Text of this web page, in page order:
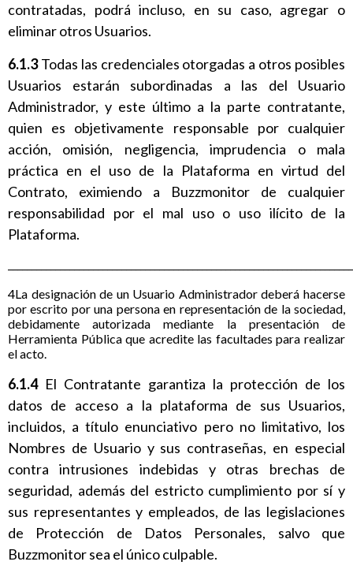
contratadas, podrá incluso, en su caso, agregar o
eliminar otros Usuarios.
6.1.3Todas las credenciales otorgadas a otros posibles
Usuarios estarán subordinadas a las del Usuario
Administrador, y este último a la parte contratante,
quien es objetivamente responsable por cualquier
acción, omisión, negligencia, imprudencia o mala
práctica en el uso de la Plataforma en virtud del
Contrato, eximiendo a Buzzmonitor de cualquier
responsabilidad por el mal uso o uso ilícito de la
Plataforma.
4La designación de un Usuario Administrador deberá hacerse
por escrito por una persona en representación de la sociedad,
debidamente autorizada mediante la presentación de
Herramienta Pública que acredite las facultades para realizar
el acto.
6.1.4 El Contratante garantiza la protección de los
datos de acceso a la plataforma de sus Usuarios,
incluidos, a título enunciativo pero no limitativo, los
Nombres de Usuario y sus contraseñas, en especial
contra intrusiones indebidas y otras brechas de
seguridad, además del estricto cumplimiento por sí y
sus representantes y empleados, de las legislaciones
de Protección de Datos Personales, salvo que
Buzzmonitor sea el único culpable.